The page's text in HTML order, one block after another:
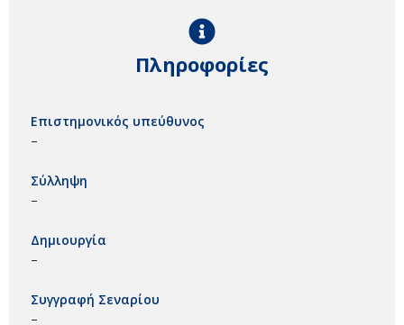
Πληροφορίες
Επιστημονικός υπεύθυνος
–
Σύλληψη
–
Δημιουργία
–
Συγγραφή Σεναρίου
–